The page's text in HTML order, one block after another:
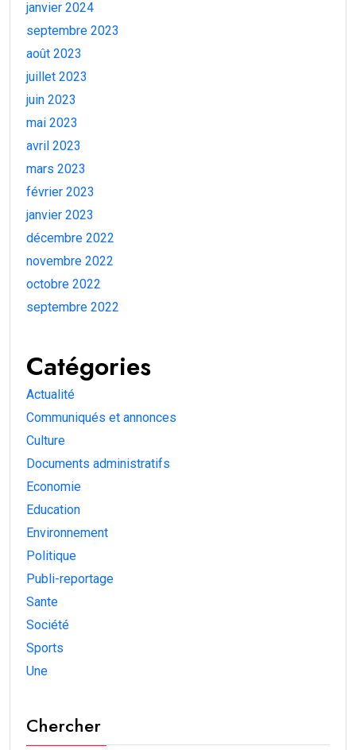
janvier 2024
septembre 2023
août 2023
juillet 2023
juin 2023
mai 2023
avril 2023
mars 2023
février 2023
janvier 2023
décembre 2022
novembre 2022
octobre 2022
septembre 2022
Catégories
Actualité
Communiqués et annonces
Culture
Documents administratifs
Economie
Education
Environnement
Politique
Publi-reportage
Sante
Société
Sports
Une
Chercher